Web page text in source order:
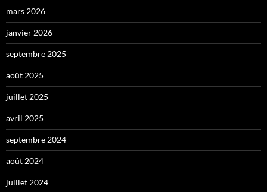
mars 2026
janvier 2026
septembre 2025
août 2025
juillet 2025
avril 2025
septembre 2024
août 2024
juillet 2024